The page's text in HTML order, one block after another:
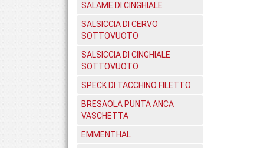
SALAME DI CINGHIALE
SALSICCIA DI CERVO
SOTTOVUOTO
SALSICCIA DI CINGHIALE
SOTTOVUOTO
SPECK DI TACCHINO FILETTO
BRESAOLA PUNTA ANCA
VASCHETTA
EMMENTHAL